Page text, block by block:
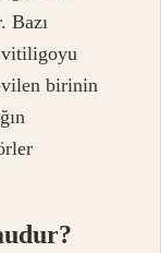
Bazı
vitiligoyu
birinin